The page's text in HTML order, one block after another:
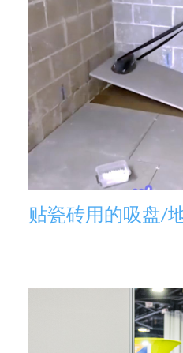
贴瓷砖用的吸盘/